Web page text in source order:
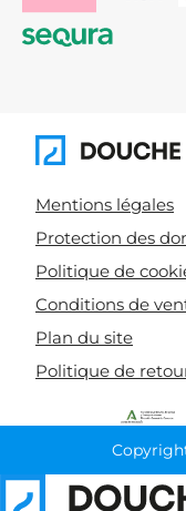
Mentions légales
Protection des
Politique de
Conditions de
Plan du site
Politique de